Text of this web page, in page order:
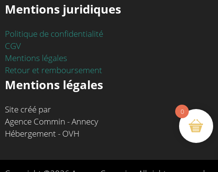
Mentions juridiques
Politique de confidentialité
CGV
Mentions légales
Retour et remboursement
Mentions légales
Site créé par
Agence Commin - Annecy
Hébergement - OVH
0